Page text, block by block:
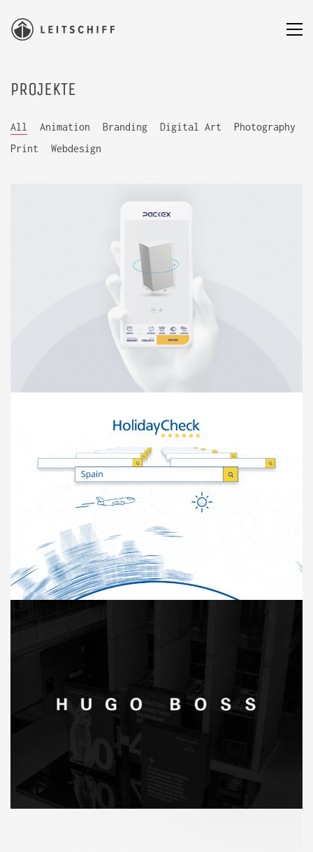
PROJEKTE
All Animation Branding Digital Art
Photography
Print
Webdesign